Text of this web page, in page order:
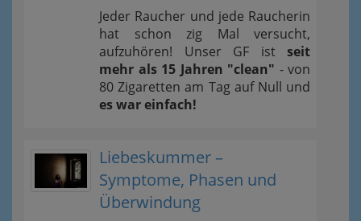
Jeder Raucher und jede Raucherin
hat schon zig Mal versucht,
aufzuhören! Unser GF ist seit
mehr als 15 Jahren "clean" - von
80 Zigaretten am Tag auf Null und
es war einfach!
Liebeskummer –
Symptome, Phasen und
Überwindung